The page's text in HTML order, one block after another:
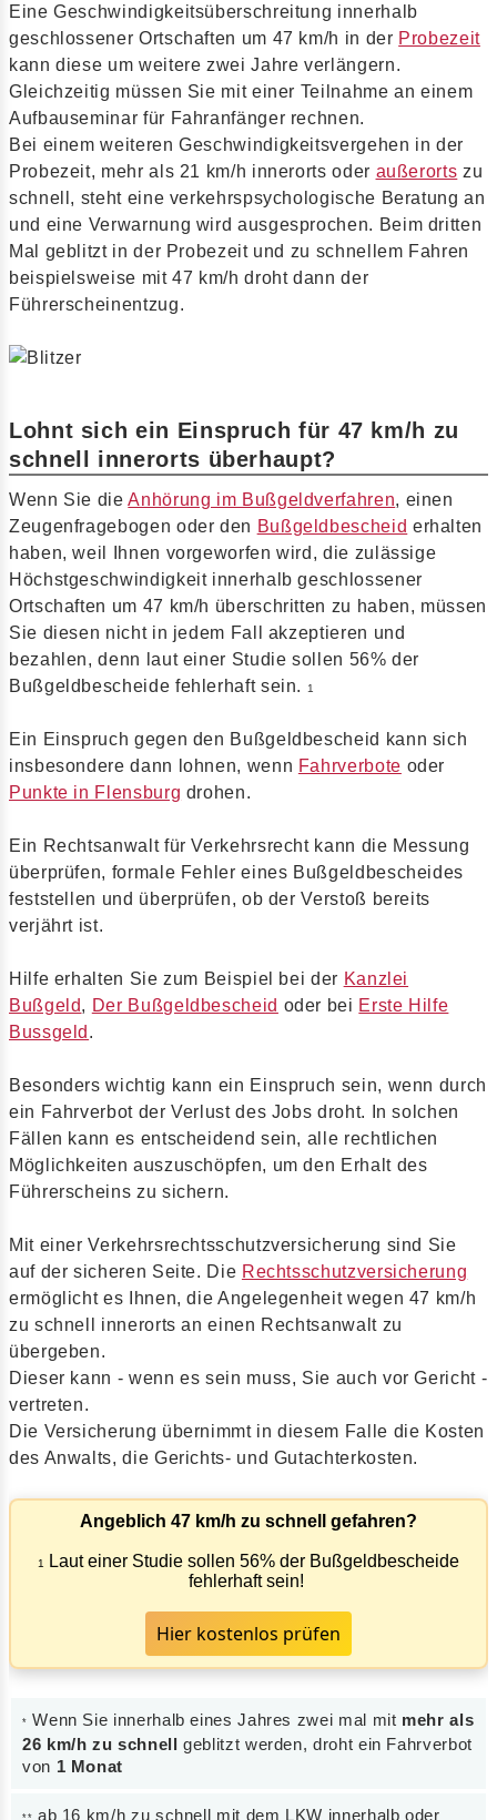
Eine Geschwindigkeitsüberschreitung innerhalb
geschlossener Ortschaften um 47 km/h in der Probezeit
kann diese um weitere zwei Jahre verlängern.
Gleichzeitig müssen Sie mit einer Teilnahme an einem
Aufbauseminar für Fahranfänger rechnen.
Bei einem weiteren Geschwindigkeitsvergehen in der
Probezeit, mehr als 21 km/h innerorts oder außerorts zu
schnell, steht eine verkehrspsychologische Beratung an
und eine Verwarnung wird ausgesprochen. Beim dritten
Mal geblitzt in der Probezeit und zu schnellem Fahren
beispielsweise mit 47 km/h droht dann der
Führerscheinentzug.
Lohnt sich ein Einspruch für 47 km/h zu
schnell innerorts überhaupt?
Wenn Sie dieAnhörung im Bußgeldverfahren, einen
Zeugenfragebogen oder den Bußgeldbescheid erhalten
haben, weil Ihnen vorgeworfen wird, die zulässige
Höchstgeschwindigkeit innerhalb geschlossener
Ortschaften um 47 km/h überschritten zu haben, müssen
Sie diesen nicht in jedem Fall akzeptieren und
bezahlen, denn laut einer Studie sollen 56% der
Bußgeldbescheide fehlerhaft sein.
1
Ein Einspruch gegen den Bußgeldbescheid kann sich
insbesondere dann lohnen, wenn Fahrverbote oder
Punkte in Flensburg drohen.
Ein Rechtsanwalt für Verkehrsrecht kann die Messung
überprüfen, formale Fehler eines Bußgeldbescheides
feststellen und überprüfen, ob der Verstoß bereits
verjährt ist.
Hilfe erhalten Sie zum Beispiel bei der Kanzlei
Bußgeld, Der Bußgeldbescheid oder bei Erste Hilfe
Bussgeld .
Besonders wichtig kann ein Einspruch sein, wenn durch
ein Fahrverbot der Verlust des Jobs droht. In solchen
Fällen kann es entscheidend sein, alle rechtlichen
Möglichkeiten auszuschöpfen, um den Erhalt des
Führerscheins zu sichern.
Mit einer Verkehrsrechtsschutzversicherung sind Sie
auf der sicheren Seite. Die Rechtsschutzversicherung
ermöglicht es Ihnen, die Angelegenheit wegen 47 km/h
zu schnell innerorts an einen Rechtsanwalt zu
übergeben.
Dieser kann - wenn es sein muss, Sie auch vor Gericht -
vertreten.
Die Versicherung übernimmt in diesem Falle die Kosten
des Anwalts, die Gerichts- und Gutachterkosten.
Angeblich 47 km/h zu schnell gefahren?
1
Laut einer Studie sollen 56% der Bußgeldbescheide
fehlerhaft sein!
Hier kostenlos prüfen
* Wenn Sie innerhalb eines Jahres zwei mal mit mehr als
26 km/h zu schnell geblitzt werden, droht ein Fahrverbot
von 1 Monat
ab 16 km/h zu schnell mit dem LKW innerhalb oder